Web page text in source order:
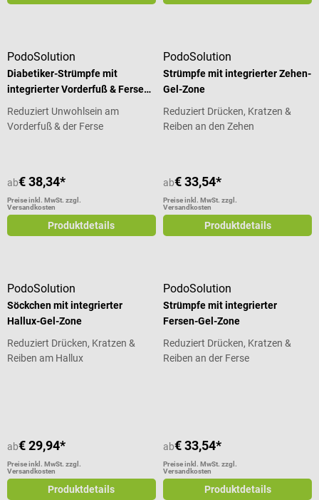
PodoSolution
Diabetiker-Strümpfe mit
integrierter Vorderfuß & Fersen-
Gel-Zone
Reduziert Unwohlsein am
Vorderfuß & der Ferse
ab€ 38,34*
Preise inkl. MwSt. zzgl.
Versandkosten
Produktdetails
PodoSolution
Strümpfe mit integrierter Zehen-
Gel-Zone
Reduziert Drücken, Kratzen &
Reiben an den Zehen
ab€ 33,54*
Preise inkl. MwSt. zzgl.
Versandkosten
Produktdetails
PodoSolution
Söckchen mit integrierter
Hallux-Gel-Zone
Reduziert Drücken, Kratzen &
Reiben am Hallux
ab€ 29,94*
Preise inkl. MwSt. zzgl.
Versandkosten
Produktdetails
PodoSolution
Strümpfe mit integrierter
Fersen-Gel-Zone
Reduziert Drücken, Kratzen &
Reiben an der Ferse
ab€ 33,54*
Preise inkl. MwSt. zzgl.
Versandkosten
Produktdetails